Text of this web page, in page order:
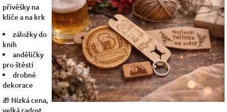
přívěšky na
klíče a na krk
záložky do
knih
andělíčky
pro štěstí
drobné
dekorace
🎁 Nízká cena,